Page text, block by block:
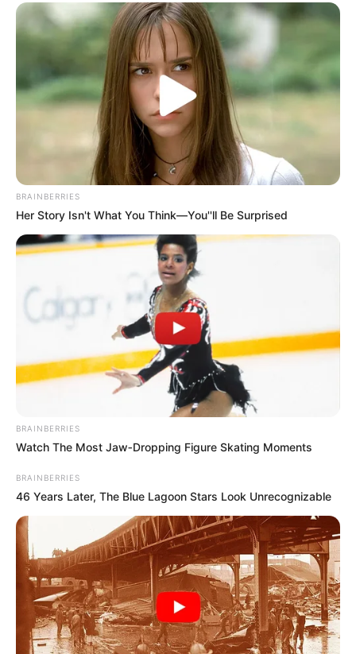
BRAINBERRIES
Her Story Isn't What You Think—You''ll Be Surprised
BRAINBERRIES
Watch The Most Jaw‑Dropping Figure Skating Moments
BRAINBERRIES
46 Years Later, The Blue Lagoon Stars Look Unrecognizable